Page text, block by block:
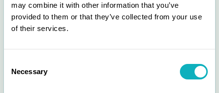
may combine it with other information that you’ve
provided to them or that they’ve collected from your use
of their services.
Selection
Necessary